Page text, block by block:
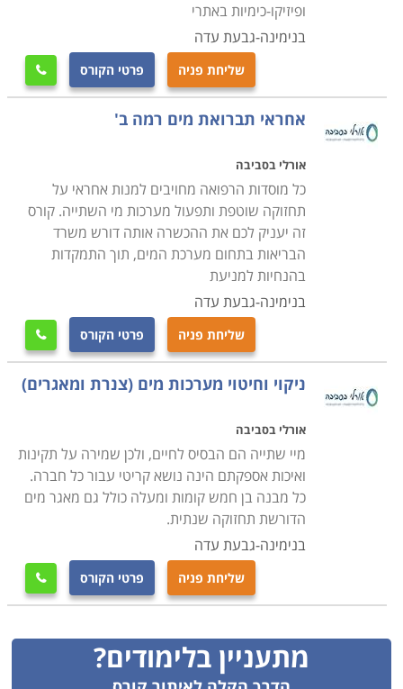
ופיזיקו-כימיות באתרי
בנימינה-גבעת עדה
שליחת פניה פרטי הקורס 
אחראי תברואת מים רמה ב'
אורלי בסביבה
כל מוסדות הרפואה מחויבים למנות אחראי על
תחזוקה שוטפת ותפעול מערכות מי השתייה. קורס
זה יעניק לכם את ההכשרה אותה דורש משרד
הבריאות בתחום מערכת המים, תוך התמקדות
בהנחיות למניעת
בנימינה-גבעת עדה
שליחת פניה פרטי הקורס 
ניקוי וחיטוי מערכות מים (צנרת ומאגרים)
אורלי בסביבה
מיי שתייה הם הבסיס לחיים, ולכן שמירה על תקינות
ואיכות אספקתם הינה נושא קריטי עבור כל חברה.
כל מבנה בן חמש קומות ומעלה כולל גם מאגר מים
הדורשת תחזוקה שנתית.
בנימינה-גבעת עדה
שליחת פניה פרטי הקורס 
מתעניין בלימודים?